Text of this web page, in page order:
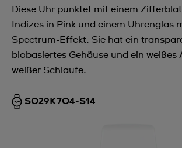
Diese Uhr punktet mit einem
Indizes in Pink und einem Uhrenglas
Spectrum-Effekt. Sie hat ein
biobasiertes Gehäuse und ein weißes
weißer Schlaufe.
SO29K704-S14